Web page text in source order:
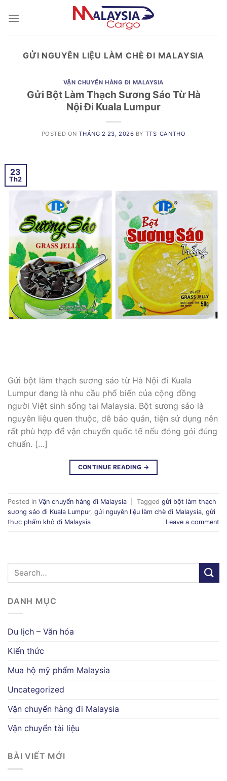
GỬI NGUYÊN LIỆU LÀM CHÈ ĐI MALAYSIA
VẬN CHUYỂN HÀNG ĐI MALAYSIA
Gửi Bột Làm Thạch Sương Sáo Từ Hà
Nội Đi Kuala Lumpur
POSTED ONTHÁNG 2 23, 2026 BY TTS_CANTHO
23
Th2
Gửi bột làm thạch sương sáo từ Hà Nội đi Kuala
Lumpur đang là nhu cầu phổ biến của cộng đồng
người Việt sinh sống tại Malaysia. Bột sương sáo là
nguyên liệu quen thuộc, dễ bảo quản, tiện sử dụng nên
rất phù hợp để vận chuyển quốc tế nếu đóng gói đúng
chuẩn. […]
CONTINUE READING →
Posted in Vận chuyển hàng đi Malaysia Tagged gửi bột làm thạch
sương sáo đi Kuala Lumpur, gửi nguyên liệu làm chè đi Malaysia gửi
thực phẩm khô đi Malaysia
Leave a comment
DANH MỤC
Du lịch – Văn hóa
Kiến thức
Mua hộ mỹ phẩm Malaysia
Uncategorized
Vận chuyển hàng đi Malaysia
Vận chuyển tài liệu
BÀI VIẾT MỚI